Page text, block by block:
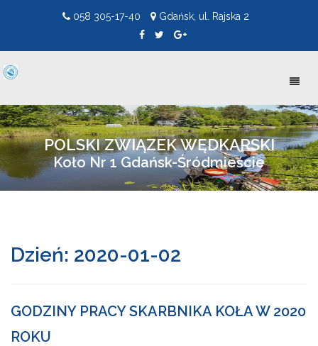
058 305-17-40 Gdańsk, ul. Rajska 2
POLSKI ZWIĄZEK WĘDKARSKI
Koło Nr 1 Gdańsk-Śródmieście
Dzień: 2020-01-02
GODZINY PRACY SKARBNIKA KOŁA W 2020
ROKU